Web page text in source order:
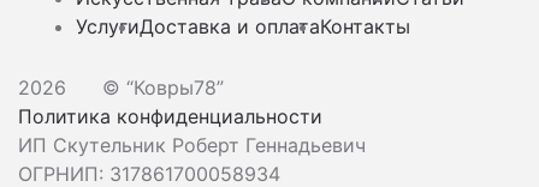
УслугиДоставка и оплатаКонтакты
2026
© “Ковры78”
Политика конфиденциальности
ИП Скутельник Роберт Геннадьевич
ОГРНИП: 317861700058934